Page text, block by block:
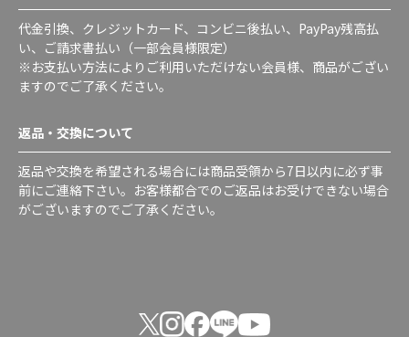
代金引換、クレジットカード、コンビニ後払い、PayPay残高払
い、ご請求書払い（一部会員様限定）
※お支払い方法によりご利用いただけない会員様、商品がござい
ますのでご了承ください。
返品・交換について
返品や交換を希望される場合には商品受領から7日以内に必ず事
前にご連絡下さい。お客様都合でのご返品はお受けできない場合
がございますのでご了承ください。